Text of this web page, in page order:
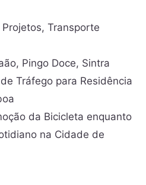
Projetos,Transporte
, Pingo Doce, Sintra
Tráfego para Residência
da Bicicleta enquanto
na Cidade de